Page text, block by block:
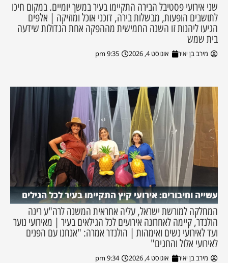
שני אירועי פסטיבל הבירה התקיימו בעיר במשך יומיים. במקום חיכו
לתושבים הופעות, מבשלות בירה, דוכני אוכל ומוזיקה | אלפים
הגיעו ליהנות זו השנה החמישית מההפקה אחת הגדולות שידעה
בית שמש
מירב בן יאיר אוגוסט 4, 2026 9:35 pm
עשייה וחיבורים: אירועי קיץ התקיימו בעיר לכל הגילים
המחלקה למורשת ישראל, עליה אחראית המשנה לרה"ע רינה
הולנדר, קיימה לאחרונה אירועים לכל הגילאים בעיר | מאירועי נוער
ועד לאירועי נשים ואימהות | הולנדר אמרה: "אנחנו עם הפנים
לאירועי אלול והחגים"
מירב בן יאיר אוגוסט 4, 2026 9:34 pm